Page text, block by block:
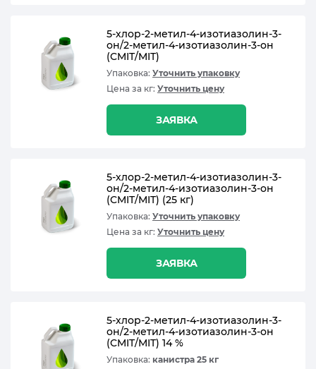
5-хлор-2-метил-4-изотиазолин-3-
он/2-метил-4-изотиазолин-3-он
(CMIT/MIT)
Упаковка: Уточнить упаковку
Цена за кг: Уточнить цену
ЗАЯВКА
5-хлор-2-метил-4-изотиазолин-3-
он/2-метил-4-изотиазолин-3-он
(CMIT/MIT) (25 кг)
Упаковка: Уточнить упаковку
Цена за кг: Уточнить цену
ЗАЯВКА
5-хлор-2-метил-4-изотиазолин-3-
он/2-метил-4-изотиазолин-3-он
(CMIT/MIT) 14 %
Упаковка: канистра 25 кг